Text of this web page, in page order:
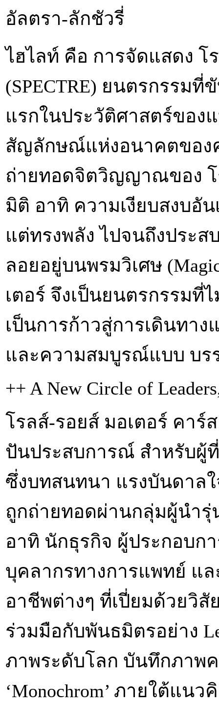
อัลตรา-ลักชัวรี่
ไฮไลท์ คือ การจัดแสดง โ
(SPECTRE) ยนตรกรรม
แรกในประวัติศาสตร์ของ
สัญลักษณ์แห่งอนาคตของ
ถ่ายทอดจิตวิญญาณของ โ
มิติ อาทิ ความเงียบสงบอั
แต่ทรงพลัง ไปจนถึงประ
ลอยอยู่บนพรมวิเศษ
เตอร์ จึงเป็นยนตรกรรมที่
เป็นการก้าวสู่การเดินทา
และความสมบูรณ์แบบ บร
++ A New Circle of
โรลส์-รอยส์ มอเตอร์ คาร์
ปันประสบการณ์ สำหรับผู้
ซึ่งบทสนทนา แรงบันดาล
ถูกถ่ายทอดผ่านกลุ่มผู้นำ
อาทิ นักธุรกิจ ผู้ประกอบก
บุคลากรทางการแพทย์ แ
อาชีพต่างๆ ที่เปี่ยมด้วยวิ
ร่วมมือกับพันธมิตรอย่าง
ภาพระดับโลก บันทึกภาพ
‘Monochrom’ ภายใต้แนว